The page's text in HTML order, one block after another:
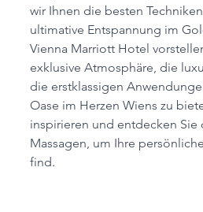
wir Ihnen die besten
ultimative Entspannung im
Vienna Marriott Hotel
exklusive Atmosphäre, die
die erstklassigen
Oase im Herzen Wiens zu
inspirieren und entdecken
Massagen, um Ihre
find.